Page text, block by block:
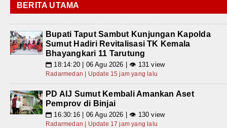
BERITA UTAMA
Bupati Taput Sambut Kunjungan Kapolda
Sumut Hadiri Revitalisasi TK Kemala
Bhayangkari 11 Tarutung
📅 18:14:20 | 06 Agu 2026 | 👁 131 view
Radarmedan | Update 15 jam yang lalu
PD AIJ Sumut Kembali Amankan Aset
Pemprov di Binjai
📅 16:30:16 | 06 Agu 2026 | 👁 130 view
Radarmedan | Update 17 jam yang lalu